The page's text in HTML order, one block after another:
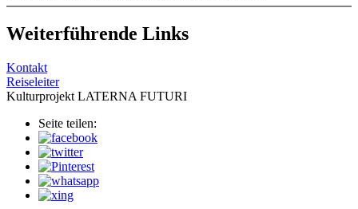
Weiterführende Links
Kontakt
Reiseleiter
Kulturprojekt LATERNA FUTURI
Seite teilen: